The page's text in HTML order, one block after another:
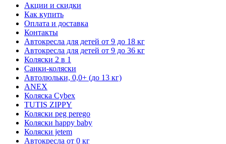
Акции и скидки
Как купить
Оплата и доставка
Контакты
Автокресла для детей от 9 до 18 кг
Автокресла для детей от 9 до 36 кг
Коляски 2 в 1
Санки-коляски
Автолюльки, 0,0+ (до 13 кг)
ANEX
Коляска Cybex
TUTIS ZIPPY
Коляски peg perego
Коляски happy baby
Коляски jetem
Автокресла от 0 кг